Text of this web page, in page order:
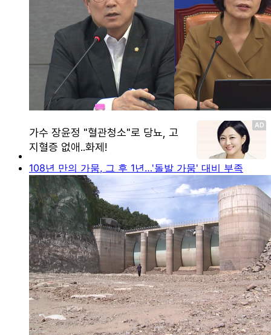
108년 만의 가뭄, 그 후 1년…'돌발 가뭄' 대비 부족